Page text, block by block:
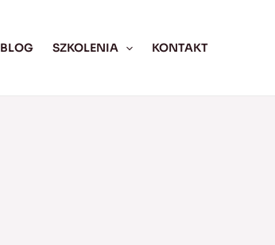
BLOG SZKOLENIA KONTAKT